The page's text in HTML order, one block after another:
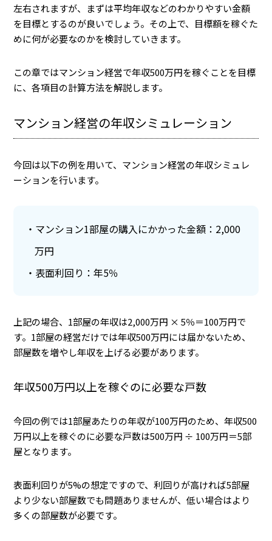
左右されますが、まずは平均年収などのわかりやすい金額
を目標とするのが良いでしょう。その上で、目標額を稼ぐた
めに何が必要なのかを検討していきます。
この章ではマンション経営で年収500万円を稼ぐことを目標
に、各項目の計算方法を解説します。
マンション経営の年収シミュレーション
今回は以下の例を用いて、マンション経営の年収シミュレ
ーションを行います。
マンション1部屋の購入にかかった金額：2,000
万円
表面利回り：年5％
上記の場合、1部屋の年収は2,000万円 × 5％＝100万円で
す。1部屋の経営だけでは年収500万円には届かないため、
部屋数を増やし年収を上げる必要があります。
年収500万円以上を稼ぐのに必要な戸数
今回の例では1部屋あたりの年収が100万円のため、年収500
万円以上を稼ぐのに必要な戸数は500万円 ÷ 100万円＝5部
屋となります。
表面利回りが5%の想定ですので、利回りが高ければ5部屋
より少ない部屋数でも問題ありませんが、低い場合はより
多くの部屋数が必要です。